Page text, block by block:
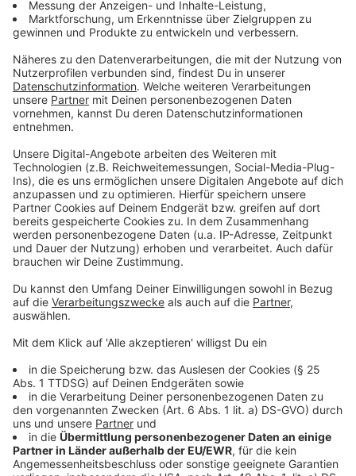
um die Abfallwirtschaft; eine vierköpfige Delegation
aus der ukraininischen Stadt Volodomyr war dafür zu
städtischen Betriebe und des Wertstoffhofs
angeschaut. Mit Fokus auf den EU-Beitritt hat die
Ukraine neue Gesetze erlassen, um bestimmte
Alltagsbereiche den EU-Normen anzupassen.
Erkrath: Drahtseile über Geh- und Radwege
gespannt
Die Polizei in Erkrath sucht nach einer unbekannten
Person, die Drahtseile über Geh- und Radwege
Polizei einen solchen Fall an der Karschhauser Straße.
Und auch am vergangenen Montag (16.12.) sei einer
zwischen der Kattendahler Straße und der Sedentaler
Straße aufgefallen. Der Polizei ist nicht bekannt, dass
jemand dadurch verletzt wurde. Sie geht davon aus,
dass beide Taten in einen Zusammenhang gebracht
werden können. Die Polizei ermittelt wegen
gefährlichen Eingriffs in den Straßenverkehr und bittet
um Hinweise.